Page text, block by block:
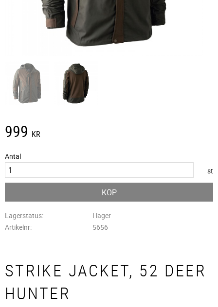
999 KR
Antal
st
KÖP
Lagerstatus
I lager
Artikelnr
5656
STRIKE JACKET, 52 DEER
HUNTER